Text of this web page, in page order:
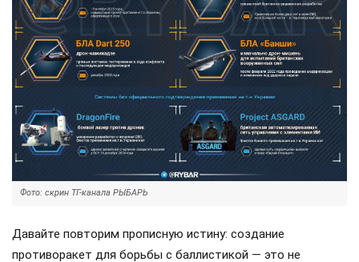
Фото: скрин ТГ-канала РЫБАРЬ
Давайте повторим прописную истину: создание
противоракет для борьбы с баллистикой — это не